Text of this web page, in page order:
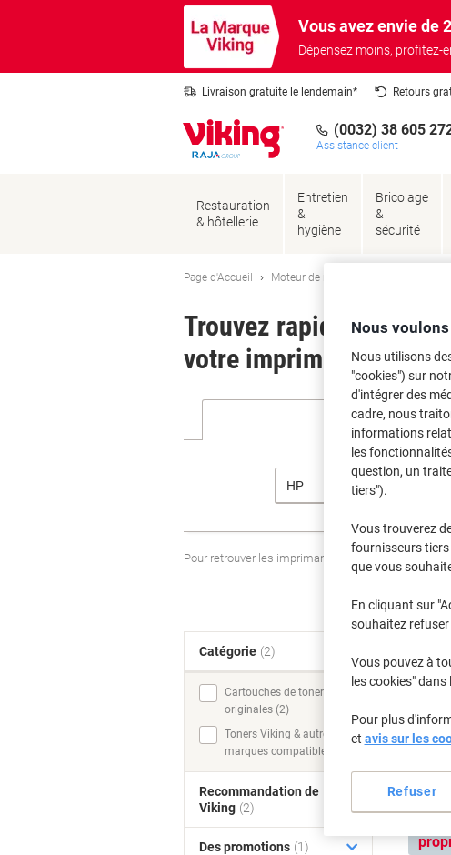
Vous avez envie de
Dépensez moins, profitez-
Livraison gratuite le lendemain* Retours
(0032) 38 605
Assistance client
Restauration
& hôtellerie
Entretien
&
hygiène
Bricolage
&
sécurité
Page d'Accueil Moteur de recherche d'encre et toner
Trouvez rapidement
votre imprimante.
HP
Pour retrouver les imprimantes listées et/ou les
HP
Trier par :
Catégorie (2)
Cartouches de toner
originales (2)
Toners Viking & autres
marques compatibles (2)
Recommandation de
Viking (2)
Des promotions (1)
Nous
Nous utilisons
"cookies") sur
d'intégrer des
cadre, nous
informations
les
question, un
tiers").
Vous trouverez
fournisseurs tiers
que vous
En cliquant sur
souhaitez refuser
Vous pouvez à
les cookies"
Pour plus
et avis sur les
Refuser